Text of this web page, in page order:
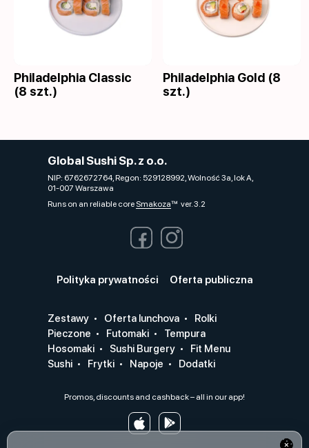
Philadelphia Classic
(8 szt.)
Philadelphia Gold (8
szt.)
Global Sushi Sp. z o.o.
NIP: 6762672764, Regon: 529128992, Wolność 3a, lok A,
01-007 Warszawa
Runs on an reliable core Smakozaver. 3.2
Polityka prywatności Oferta publiczna
Zestawy Oferta lunchova
Rolki
Pieczone
Futomaki
Tempura
Hosomaki
Sushi Burgery
Fit Menu
Sushi
Frytki Napoje Dodatki
Promos, discounts and cashback – all in our app!